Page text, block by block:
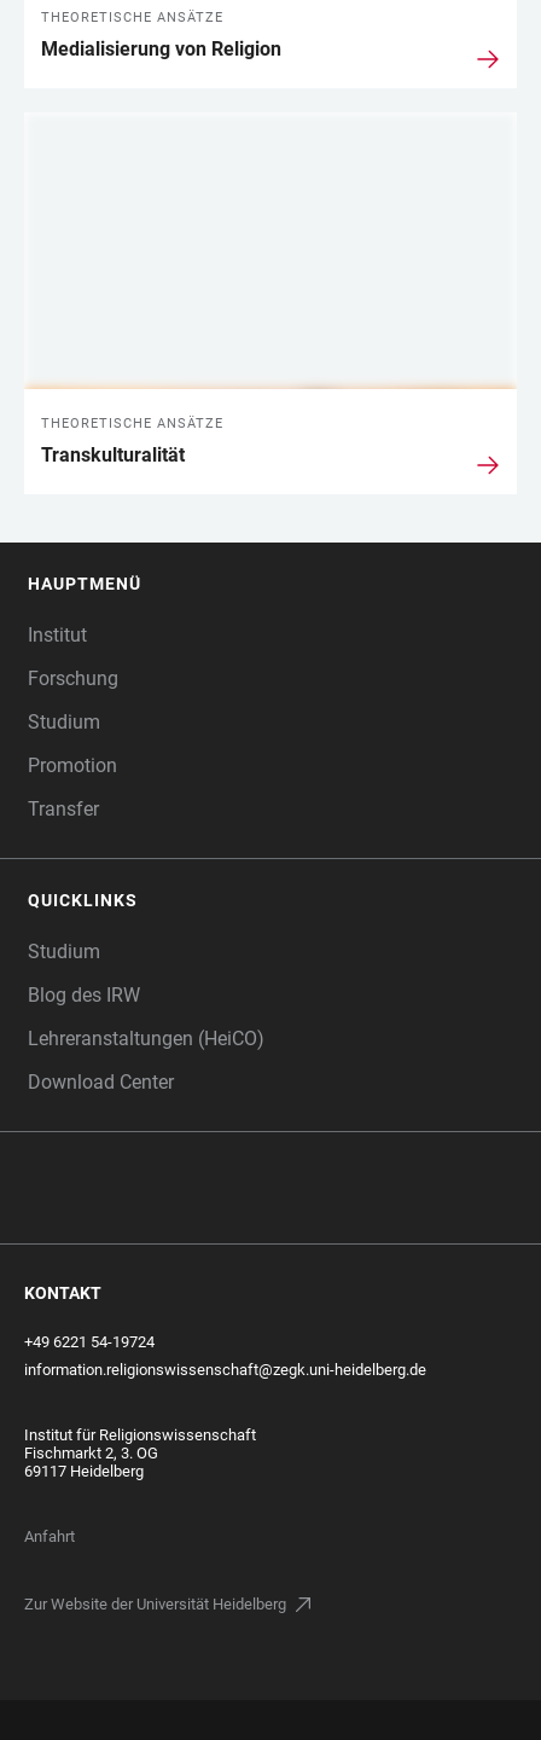
THEORETISCHE ANSÄTZE
Medialisierung von Religion
THEORETISCHE ANSÄTZE
Transkulturalität
HAUPTMENÜ
Institut
Forschung
Studium
Promotion
Transfer
QUICKLINKS
Studium
Blog des IRW
Lehreranstaltungen (HeiCO)
Download Center
KONTAKT
+49 6221 54-19724
information.religionswissenschaft@zegk.uni-heidelberg.de
Institut für Religionswissenschaft
Fischmarkt 2, 3. OG
69117 Heidelberg
Anfahrt
Zur Website der Universität Heidelberg